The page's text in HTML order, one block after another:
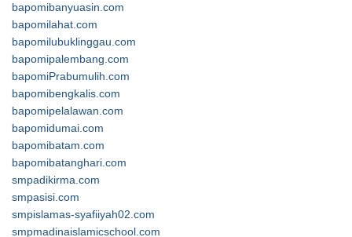
bapomibanyuasin.com
bapomilahat.com
bapomilubuklinggau.com
bapomipalembang.com
bapomiPrabumulih.com
bapomibengkalis.com
bapomipelalawan.com
bapomidumai.com
bapomibatam.com
bapomibatanghari.com
smpadikirma.com
smpasisi.com
smpislamas-syafiiyah02.com
smpmadinaislamicschool.com